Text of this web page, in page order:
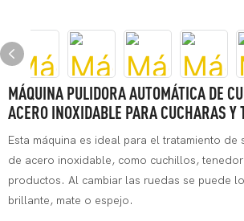
MÁQUINA PULIDORA AUTOMÁTICA DE
ACERO INOXIDABLE PARA CUCHARAS Y
Esta máquina es ideal para el tratamiento de
de acero inoxidable, como cuchillos,
productos. Al cambiar las ruedas se puede
brillante, mate o espejo.